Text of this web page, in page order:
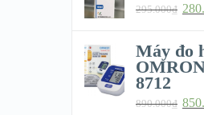
295.000₫
Máy đo
8712
890.000₫